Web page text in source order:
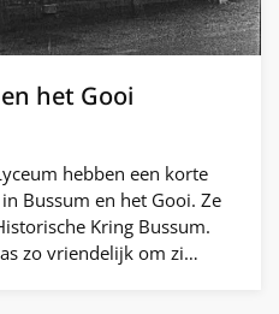
het Gooi
hebben een korte
Bussum en het Gooi. Ze
Kring Bussum.
zo vriendelijk om zi…